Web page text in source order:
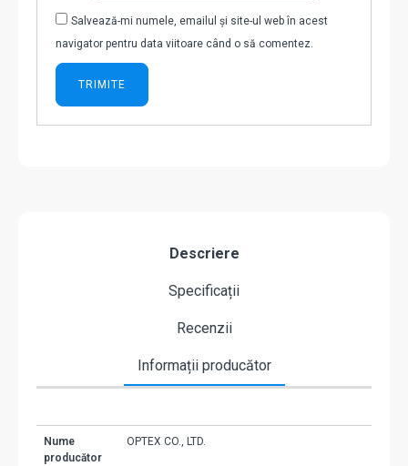
Salvează-mi numele, emailul și site-ul web în acest
navigator pentru data viitoare când o să comentez.
Descriere
Specificații
Recenzii
Informații producător
Nume
producător
OPTEX CO., LTD.